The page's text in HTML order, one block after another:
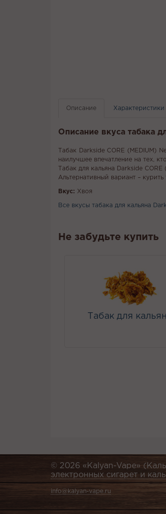
Описание Характеристики
Описание вкуса табака
Табак Darkside CORE (MEDIUM)
наилучшее впечатление на тех,
Табак для кальяна Darkside
Альтернативный вариант –
Вкус: Хвоя
Все вкусы табака для кальяна
Не забудьте купить
Табак для
© 2026 «Kalyan-Vape»
электронных сигарет и
info@kalyan-vape.ru